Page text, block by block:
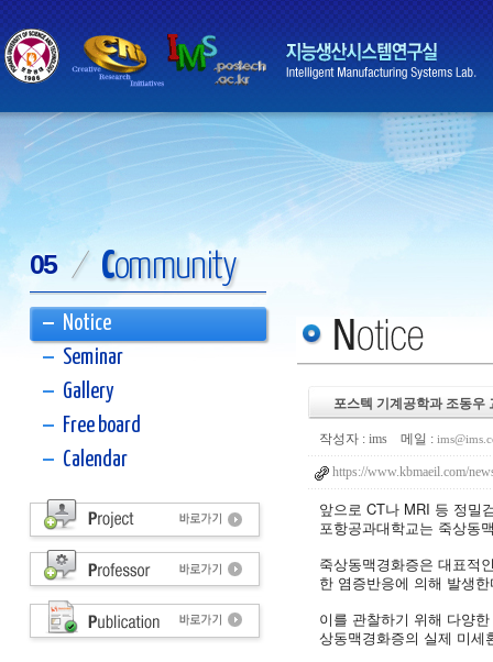
05 / Community
Notice
Seminar
Gallery
Free board
Calendar
포스텍 기계공학과 조동우
작성자 : ims 메일 :
https://www.kbmaeil.com/
앞으로 CT나 MRI 등 정밀
포항공과대학교는 죽상동
죽상동맥경화증은 대표적
한 염증반응에 의해 발생
이를 관찰하기 위해 다양
상동맥경화증의 실제 미세